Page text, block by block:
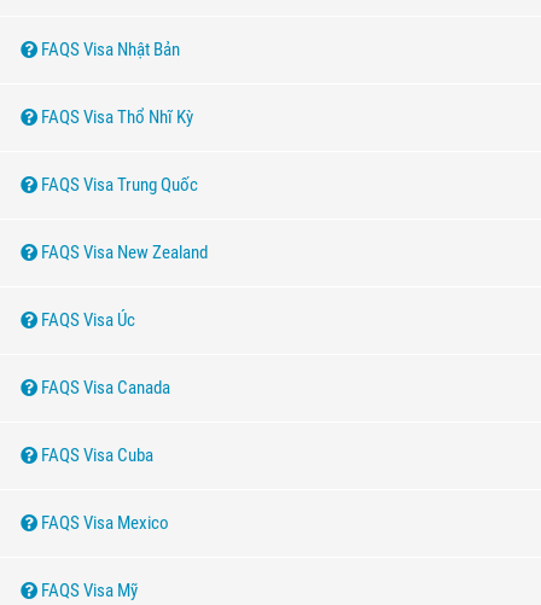
FAQS Visa Nhật Bản
FAQS Visa Thổ Nhĩ Kỳ
FAQS Visa Trung Quốc
FAQS Visa New Zealand
FAQS Visa Úc
FAQS Visa Canada
FAQS Visa Cuba
FAQS Visa Mexico
FAQS Visa Mỹ